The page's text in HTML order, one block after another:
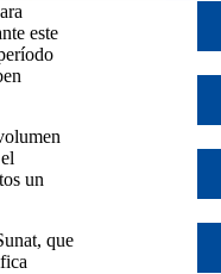
este
un
que